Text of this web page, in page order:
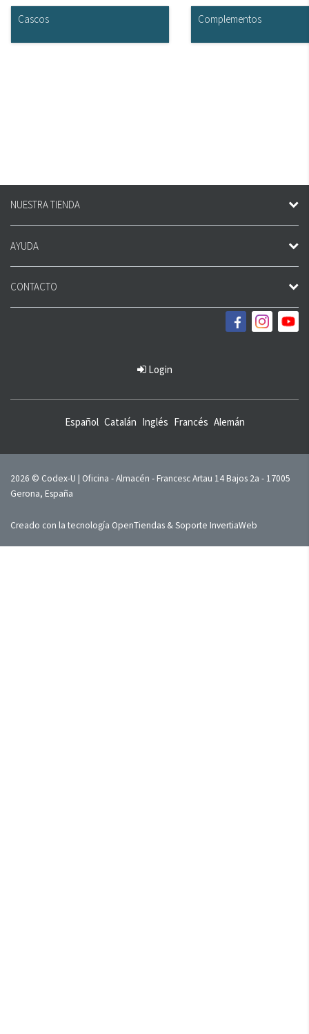
Cascos Complementos
NUESTRA TIENDA
AYUDA
CONTACTO
Login
Español Catalán Inglés Francés Alemán
2026 © Codex-U | Oficina - Almacén - Francesc Artau 14 Bajos 2a - 17005
Gerona, España
Creado con la tecnología OpenTiendas & Soporte InvertiaWeb